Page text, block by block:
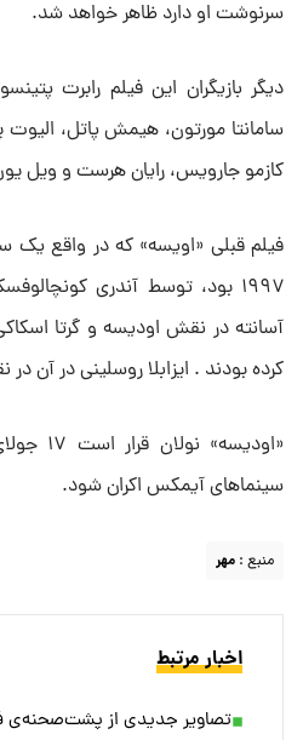
سرنوشت او دارد ظاهر خواهد شد.
دیگر بازیگران این فیلم رابرت
سامانتا مورتون، هیمش پاتل، الیوت
کازمو جارویس، رایان هرست و ویل
۱۹۹۷ بود، توسط آندری
آسانته در نقش اودیسه و گرتا
کرده بودند . ایزابلا روسلینی در آن
سینماهای آیمکس اکران شود.
منبع : مهر
اخبار مرتبط